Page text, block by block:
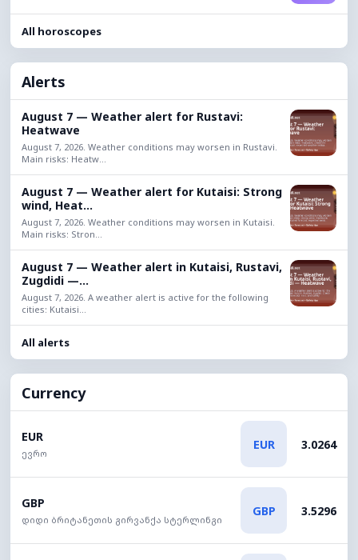
All horoscopes
Alerts
August 7 — Weather alert for Rustavi:
Heatwave
August 7, 2026. Weather conditions may worsen in Rustavi.
Main risks: Heatw...
August 7 — Weather alert for Kutaisi: Strong
wind, Heat...
August 7, 2026. Weather conditions may worsen in Kutaisi.
Main risks: Stron...
August 7 — Weather alert in Kutaisi, Rustavi,
Zugdidi —...
August 7, 2026. A weather alert is active for the following
cities: Kutaisi...
All alerts
Currency
EUR
ევრო
EUR 3.0264
GBP
დიდი ბრიტანეთის გირვანქა სტერლინგი
GBP 3.5296